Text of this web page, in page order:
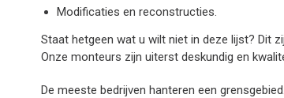
Modificaties en reconstructies.
Staat hetgeen wat u wilt niet in deze lijst? Dit
Onze monteurs zijn uiterst deskundig en
De meeste bedrijven hanteren een